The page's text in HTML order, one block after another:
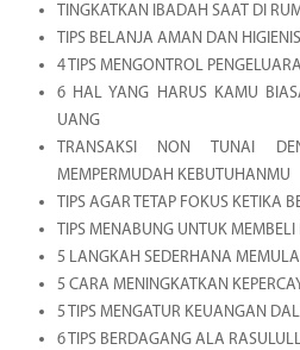
TINGKATKAN IBADAH SAAT DI
TIPS BELANJA AMAN DAN
4 TIPS MENGONTROL
6 HAL YANG HARUS KAMU
UANG
TRANSAKSI NON TUNAI
MEMPERMUDAH KEBUTUHANMU
TIPS AGAR TETAP FOKUS KETIKA
TIPS MENABUNG UNTUK
5 LANGKAH SEDERHANA
5 CARA MENINGKATKAN
5 TIPS MENGATUR KEUANGAN
6 TIPS BERDAGANG ALA